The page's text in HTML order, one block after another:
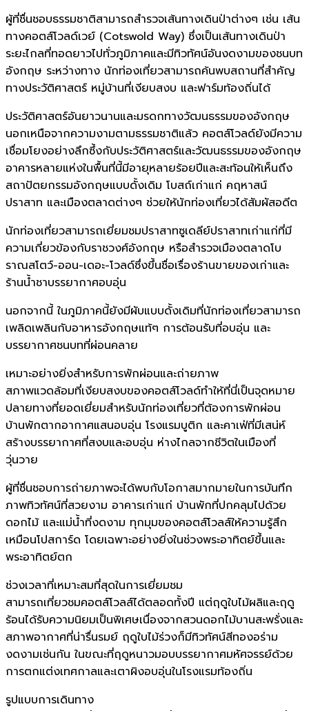
ผู้ที่ชื่นชอบธรรมชาติสามารถสำรวจเส้นทางเดินป่าต่างๆ เช่น เส้น
ทางคอตส์โวลด์เวย์ (Cotswold Way) ซึ่งเป็นเส้นทางเดินป่า
ระยะไกลที่ทอดยาวไปทั่วภูมิภาคและมีทิวทัศน์อันงดงามของชนบท
อังกฤษ ระหว่างทาง นักท่องเที่ยวสามารถค้นพบสถานที่สำคัญ
ทางประวัติศาสตร์ หมู่บ้านที่เงียบสงบ และฟาร์มท้องถิ่นได้
ประวัติศาสตร์อันยาวนานและมรดกทางวัฒนธรรมของอังกฤษ
นอกเหนือจากความงามตามธรรมชาติแล้ว คอตส์โวลด์ยังมีความ
เชื่อมโยงอย่างลึกซึ้งกับประวัติศาสตร์และวัฒนธรรมของอังกฤษ
อาคารหลายแห่งในพื้นที่นี้มีอายุหลายร้อยปีและสะท้อนให้เห็นถึง
สถาปัตยกรรมอังกฤษแบบดั้งเดิม โบสถ์เก่าแก่ คฤหาสน์
ปราสาท และเมืองตลาดต่างๆ ช่วยให้นักท่องเที่ยวได้สัมผัสอดีต
นักท่องเที่ยวสามารถเยี่ยมชมปราสาทซูเดลีย์ปราสาทเก่าแก่ที่มี
ความเกี่ยวข้องกับราชวงศ์อังกฤษ หรือสำรวจเมืองตลาดโบ
ราณสโตว์-ออน-เดอะ-โวลด์ซึ่งขึ้นชื่อเรื่องร้านขายของเก่าและ
ร้านน้ำชาบรรยากาศอบอุ่น
นอกจากนี้ ในภูมิภาคนี้ยังมีผับแบบดั้งเดิมที่นักท่องเที่ยวสามารถ
เพลิดเพลินกับอาหารอังกฤษแท้ๆ การต้อนรับที่อบอุ่น และ
บรรยากาศชนบทที่ผ่อนคลาย
เหมาะอย่างยิ่งสำหรับการพักผ่อนและถ่ายภาพ
สภาพแวดล้อมที่เงียบสงบของคอตส์โวลด์ทำให้ที่นี่เป็นจุดหมาย
ปลายทางที่ยอดเยี่ยมสำหรับนักท่องเที่ยวที่ต้องการพักผ่อน
บ้านพักตากอากาศแสนอบอุ่น โรงแรมบูติก และคาเฟ่ที่มีเสน่ห์
สร้างบรรยากาศที่สงบและอบอุ่น ห่างไกลจากชีวิตในเมืองที่
วุ่นวาย
ผู้ที่ชื่นชอบการถ่ายภาพจะได้พบกับโอกาสมากมายในการบันทึก
ภาพทิวทัศน์ที่สวยงาม อาคารเก่าแก่ บ้านพักที่ปกคลุมไปด้วย
ดอกไม้ และแม่น้ำที่งดงาม ทุกมุมของคอตส์โวลส์ให้ความรู้สึก
เหมือนโปสการ์ด โดยเฉพาะอย่างยิ่งในช่วงพระอาทิตย์ขึ้นและ
พระอาทิตย์ตก
ช่วงเวลาที่เหมาะสมที่สุดในการเยี่ยมชม
สามารถเที่ยวชมคอตส์โวลส์ได้ตลอดทั้งปี แต่ฤดูใบไม้ผลิและฤดู
ร้อนได้รับความนิยมเป็นพิเศษเนื่องจากสวนดอกไม้บานสะพรั่งและ
สภาพอากาศที่น่ารื่นรมย์ ฤดูใบไม้ร่วงก็มีทิวทัศน์สีทองอร่าม
งดงามเช่นกัน ในขณะที่ฤดูหนาวมอบบรรยากาศมหัศจรรย์ด้วย
การตกแต่งเทศกาลและเตาผิงอบอุ่นในโรงแรมท้องถิ่น
รูปแบบการเดินทาง